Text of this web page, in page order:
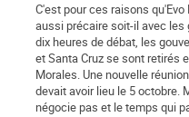
C'est pour ces raisons
aussi précaire soit-il avec
dix heures de débat, les
et Santa Cruz se sont retirés
Morales. Une nouvelle
devait avoir lieu le 5 octobre.
négocie pas et le temps qui